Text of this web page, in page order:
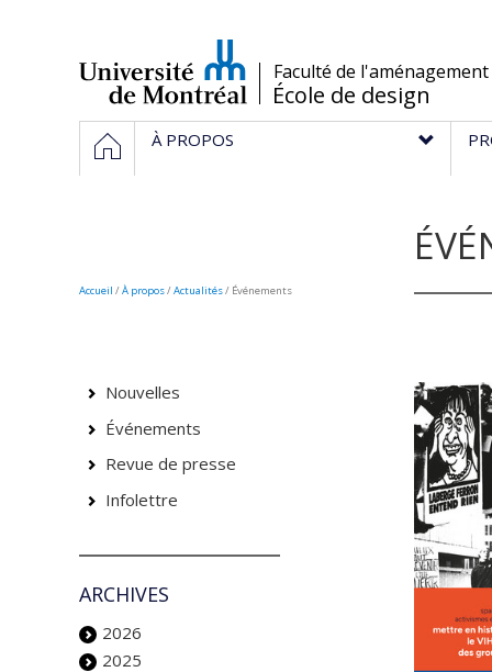
/Faculté de l'aménagement
École de design
Navigation
principale
ACCUEIL
À PROPOS
Accueil /À propos/Actualités/ Événements
Nouvelles
Événements
Revue de presse
Infolettre
ARCHIVES
2026
2025